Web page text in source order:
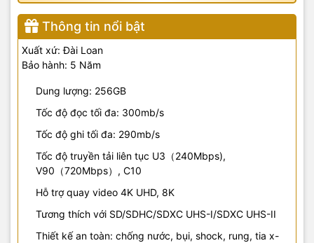
Thông tin nổi bật
Xuất xứ: Đài Loan
Bảo hành: 5 Năm
Dung lượng: 256GB
Tốc độ đọc tối đa: 300mb/s
Tốc độ ghi tối đa: 290mb/s
Tốc độ truyền tải liên tục U3（240Mbps),
V90（720Mbps）, C10
Hỗ trợ quay video 4K UHD, 8K
Tương thích với SD/SDHC/SDXC UHS-I/SDXC UHS-II
Thiết kế an toàn: chống nước, bụi, shock, rung, tia x-